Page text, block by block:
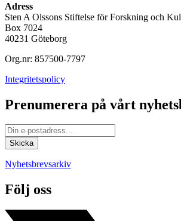
Adress
Sten A Olssons Stiftelse för Forskning och
Box 7024
40231 Göteborg
Org.nr: 857500-7797
Integritetspolicy
Prenumerera på vårt
Nyhetsbrevsarkiv
Följ oss